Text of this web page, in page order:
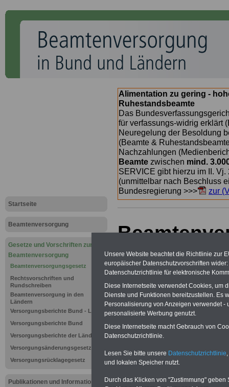
Startseite
Beamtenversorgung
Gesetze und Vorschriften zur
Beamtenversorgung
Beamtenversorgungsgesetz
Rechtsvorschriften und
Rundschreiben
Beamtenversorgung in den
Ländern
Versorgungsberichte Bund - Länder
Versorgungsberichte Bund
Versorgungsberichte der Länder
Versorgungsänderungsgesetz
Versorgungsrücklagegesetz
Publikationen und Informationen
Alimentation zu gering -
Ruhestandsbeamte
Das
für verfassungs-widrig erklärt
Neuregelung der Besoldung
(Beamte &
Nachzahlungen
Beamte zwischen mind.
SERVICE gibt hierzu im II.
(unmittelbar nach Beschluss
Bundesregierung >>>
zur
und
Ratgeber für 7,50 Euro
Unsere Website beachtet die Richtlinie zur
europäischer Datenschutzvorschriften
Datenschutzrichtlinie für elektronische
Diese Internetseite verwendet Cookies, um
Dienste und Funktionen bereitzustellen. Es
Personalisierung von Anzeigen verwendet
personalisierte Werbung genutzt.
Diese Internetseite macht Gebrauch von
Datenschutzrichtlinie.
Lesen Sie bitte unsere Datenschutzrichtlinie
und lokalen Speicher nutzt.
Durch das Klicken von "Zustimmung"